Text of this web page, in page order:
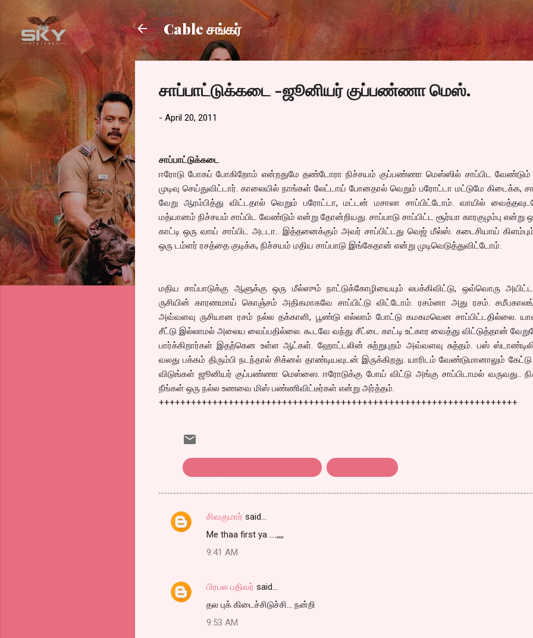
Skip to main content
Cable சங்கர்
சாப்பாட்டுக்கடை -ஜூனியர் குப்பண்ணா மெஸ்.
- April 20, 2011
சாப்பாட்டுக்கடை
ஈரோடு போகப் போகிறோம் என்றதுமே தண்டோரா நிச்சயம் குப்பண்ணா மெஸ்ஸில் சாப்பிட வேண்டும்
முடிவு செய்துவிட்டார். காலையில் நாங்கள் லேட்டாய் போனதால் வெறும் பரோட்டா மட்டுமே கிடைக்க,
வேறு ஆரம்பித்து விட்டதால் வெறும் பரோட்டா, மட்டன் மசாலா சாப்பிட்டோம். வாயில்
மத்யானம் நிச்சயம் சாப்பிட வேண்டும் என்று தோன்றியது. சாப்பாடு சாப்பிட்ட சூர்யா காரகுழம்பு
காட்டி ஒரு வாய் சாப்பிட அடடா.. இத்தனைக்கும் அவர் சாப்பிட்டது வெஜ் மீல்ஸ். கடைசியாய்
ஒரு டம்ளர் ரசத்தை குடிக்க, நிச்சயம் மதிய சாப்பாடு இங்கேதான் என்று முடிவெடுத்துவிட்டோம்.
மதிய சாப்பாடுக்கு ஆளுக்கு ஒரு மீல்ஸும் நாட்டுக்கோழியையும் லபக்கிவிட்டு, ஒவ்வொரு
ருசியின் காரணமாய் கொஞ்சம் அதிகமாகவே சாப்பிட்டு விட்டோம். ரசம்னா அது ரசம்.
அவ்வளவு ருசியான ரசம் நல்ல தக்காளி, பூண்டு எல்லாம் போட்டு கமகமவென சாப்பிட்டதில்லை.
சீட்டு இல்லாமல் அலைய வைப்பதில்லை. கூடவே வந்து சீட்டை காட்டி உட்கார வைத்து விட்டுத்தான்
பார்க்கிறார்கள் இதற்கென உள்ள ஆட்கள். ஹோட்டலின் சுற்றுபுறம் அவ்வளவு சுத்தம். பஸ்
வலது பக்கம் திரும்பி நடந்தால் சிக்னல் தாண்டியவுடன் இருக்கிறது. யாரிடம் வேண்டுமானாலும்
விடுங்கள் ஜூனியர் குப்பண்ணா மெஸ்ஸை. ஈரோடுக்கு போய் விட்டு அங்கு சாப்பிடாமல் வருவது..
நீங்கள் ஒரு நல்ல உணவை மிஸ் பண்ணிவிட்டீர்கள் என்று அர்த்தம்.
+++++++++++++++++++++++++++++++++++++++++++++++++++++++++++++++++++
C
e
சிவகுமார் said…
Me thaa first ya ....,,,,
9:41 AM
பிரபல பதிவர் said…
தல புக் கிடைச்சிடுச்சி... நன்றி
9:53 AM